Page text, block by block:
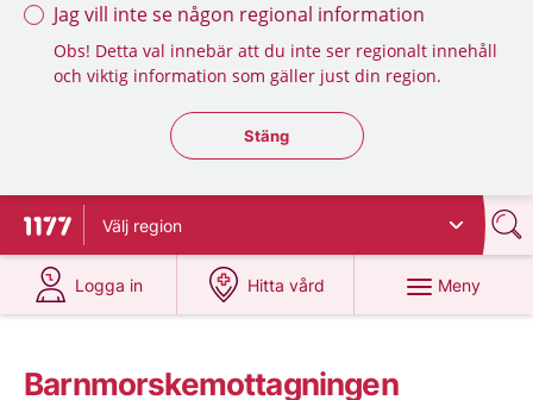
Jag vill inte se någon regional information
Obs! Detta val innebär att du inte ser regionalt innehåll
och viktig information som gäller just din region.
Stäng regionsväljaren
Stäng
Till startsidan för 1177
Välj region
Logga in
på 1177.se
Hitta vård
på 1177.se
Meny
Barnmorskemottagningen